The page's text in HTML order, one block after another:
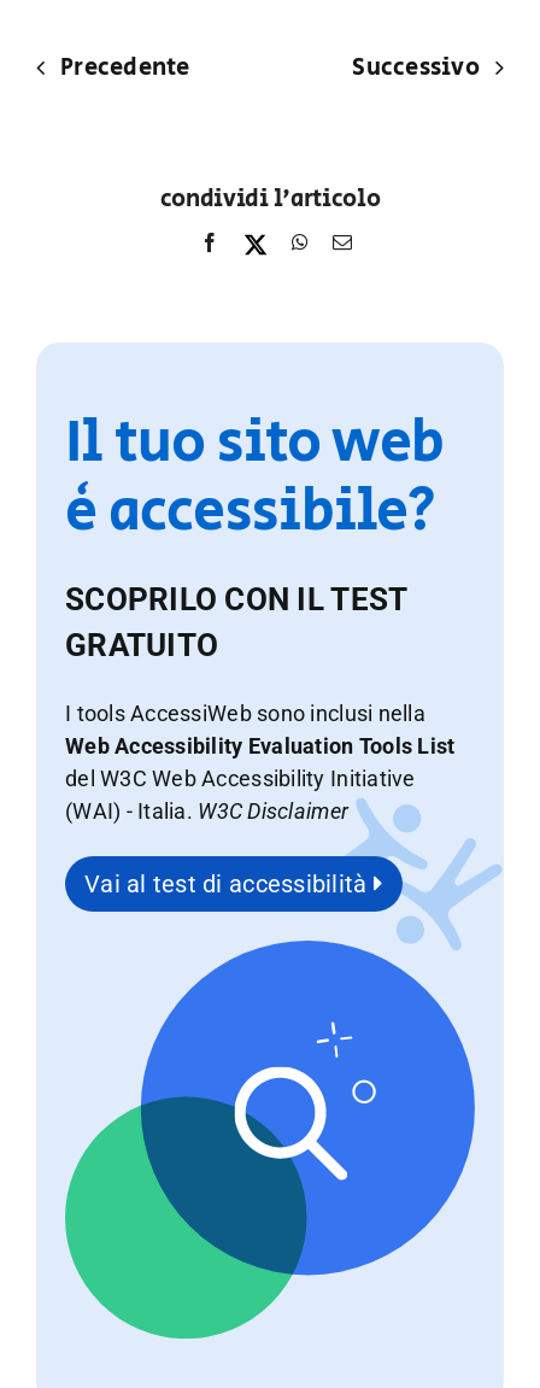
Precedente Successivo
condividi l'articolo
Il tuo sito web
è accessibile?
SCOPRILO CON IL TEST
GRATUITO
I tools AccessiWeb sono inclusi nella
Web Accessibility Evaluation Tools List
del W3C Web Accessibility Initiative
(WAI) - Italia. W3C Disclaimer
Vai al test di accessibilità